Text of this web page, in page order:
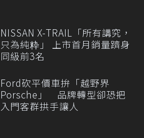
NISSAN X-TRAIL「所有講究，
只為純粋」 上市首月銷量躋身
同級前3名
Ford砍平價車拚「越野界
Porsche」 品牌轉型卻恐把
入門客群拱手讓人